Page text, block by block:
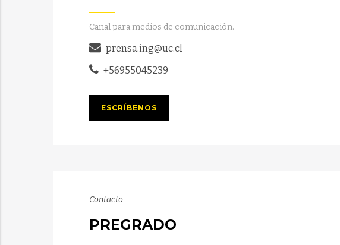
Canal para medios de comunicación.
prensa.ing@uc.cl
+56955045239
ESCRÍBENOS
Contacto
PREGRADO